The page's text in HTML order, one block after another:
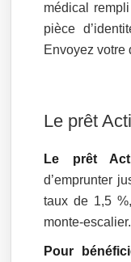
médical
pièce
Envoyez votre
Le prêt
Le prêt
d’emprunter
taux de 1,5
monte-escalier.
Pour